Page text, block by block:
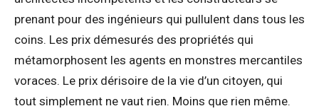
prenant pour des ingénieurs qui pullulent dans tous les
coins. Les prix démesurés des propriétés qui
métamorphosent les agents en monstres mercantiles
voraces. Le prix dérisoire de la vie d’un citoyen, qui
tout simplement ne vaut rien. Moins que rien même.